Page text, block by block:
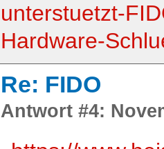
unterstuetzt-
Hardware-
Re: FIDO
Antwort #4: